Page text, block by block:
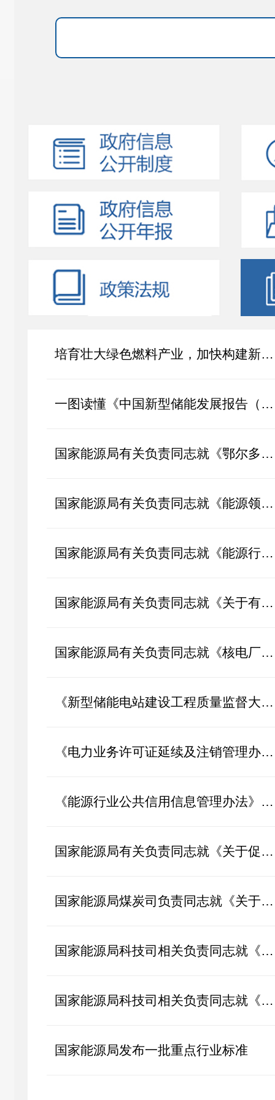
培育壮大绿色燃料产业，加快构建新型能源体系——《中国绿色燃料发展报...
一图读懂《中国新型储能发展报告（2026）》
国家能源局有关负责同志就《鄂尔多斯盆地东部区域煤层气增储上产行动方...
国家能源局有关负责同志就《能源领域节能降碳行动计划（2026—2028年）...
国家能源局有关负责同志就《能源行业数据分类分级指南（2026年版）》答...
国家能源局有关负责同志就《关于有序推动多用户绿电直连发展有关事项的...
国家能源局有关负责同志就《核电厂退役准备管理暂行办法》答记者问
《新型储能电站建设工程质量监督大纲》政策解读
《电力业务许可证延续及注销管理办法》政策解读
《能源行业公共信用信息管理办法》政策解读
国家能源局有关负责同志就《关于促进新能源集成融合发展的指导意见》答...
国家能源局煤炭司负责同志就《关于推进煤炭与新能源融合发展的指导意见...
国家能源局科技司相关负责同志就《关于推进能源装备高质量发展的指导意...
国家能源局科技司相关负责同志就《关于推进“人工智能+”能源高质量发展...
国家能源局发布一批重点行业标准